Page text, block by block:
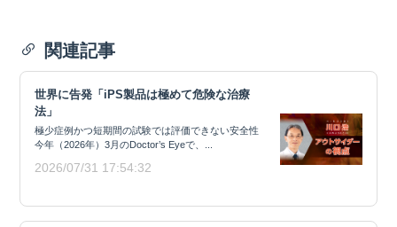
関連記事
世界に告発「iPS製品は極めて危険な治療
法」
極少症例かつ短期間の試験では評価できない安全性
今年（2026年）3月のDoctor’s Eyeで、...
2026/07/31 17:54:32